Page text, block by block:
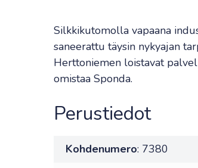
Silkkikutomolla vapaana
saneerattu täysin nykyajan
Herttoniemen loistavat
omistaa Sponda.
Perustiedot
Kohdenumero: 7380